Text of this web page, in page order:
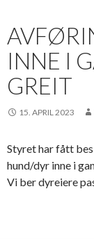
INNE I
GREIT
15. APRIL 2023
Styret har fått
hund/dyr inne i
Vi ber dyreiere